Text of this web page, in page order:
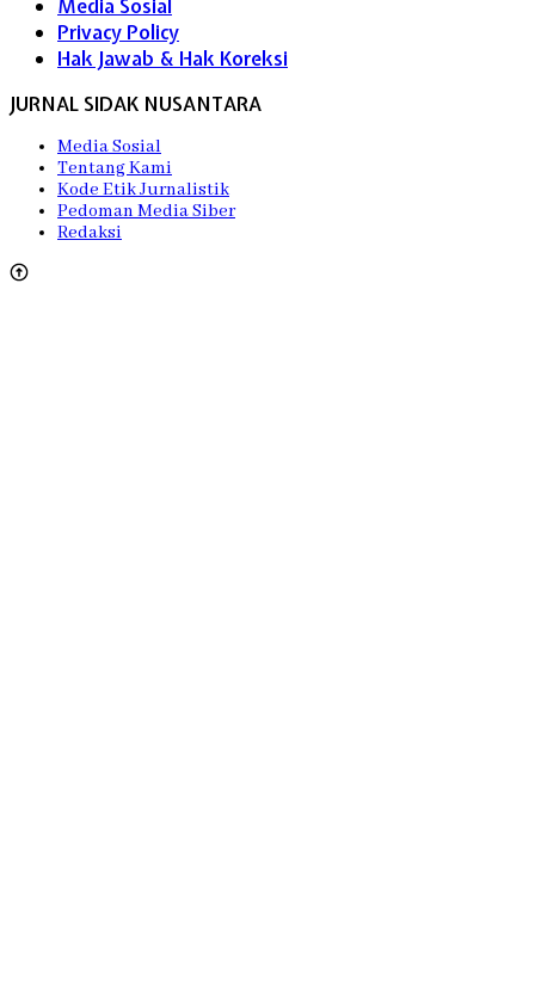
Media Sosial
Privacy Policy
Hak Jawab & Hak Koreksi
JURNAL SIDAK NUSANTARA
Media Sosial
Tentang Kami
Kode Etik Jurnalistik
Pedoman Media Siber
Redaksi